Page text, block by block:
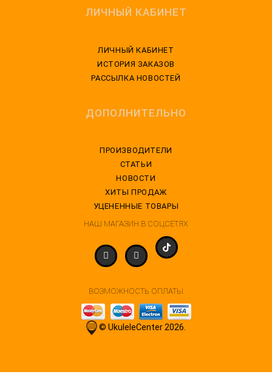
ЛИЧНЫЙ КАБИНЕТ
ЛИЧНЫЙ КАБИНЕТ
ИСТОРИЯ ЗАКАЗОВ
РАССЫЛКА НОВОСТЕЙ
ДОПОЛНИТЕЛЬНО
ПРОИЗВОДИТЕЛИ
СТАТЬИ
НОВОСТИ
ХИТЫ ПРОДАЖ
УЦЕНЕННЫЕ ТОВАРЫ
НАШ МАГАЗИН В СОЦСЕТЯХ
ВОЗМОЖНОСТЬ ОПЛАТЫ
© UkuleleCenter 2026.